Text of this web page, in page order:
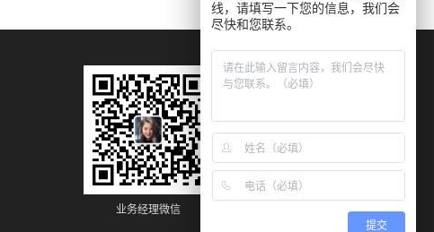
业务经理微信
线，请填写一下您的信息，我们会
尽快和您联系。
提交